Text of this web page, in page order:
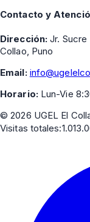
Contacto y
Dirección: Jr. Sucre
Collao, Puno
Email:
Horario:Lun-Vie
©2026 UGEL El
Visitas totales: